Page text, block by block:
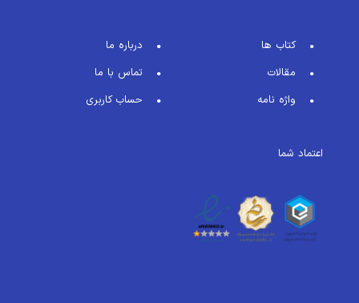
کتاب ها
مقالات
واژه نامه
درباره ما
تماس با ما
حساب کاربری
اعتماد شما